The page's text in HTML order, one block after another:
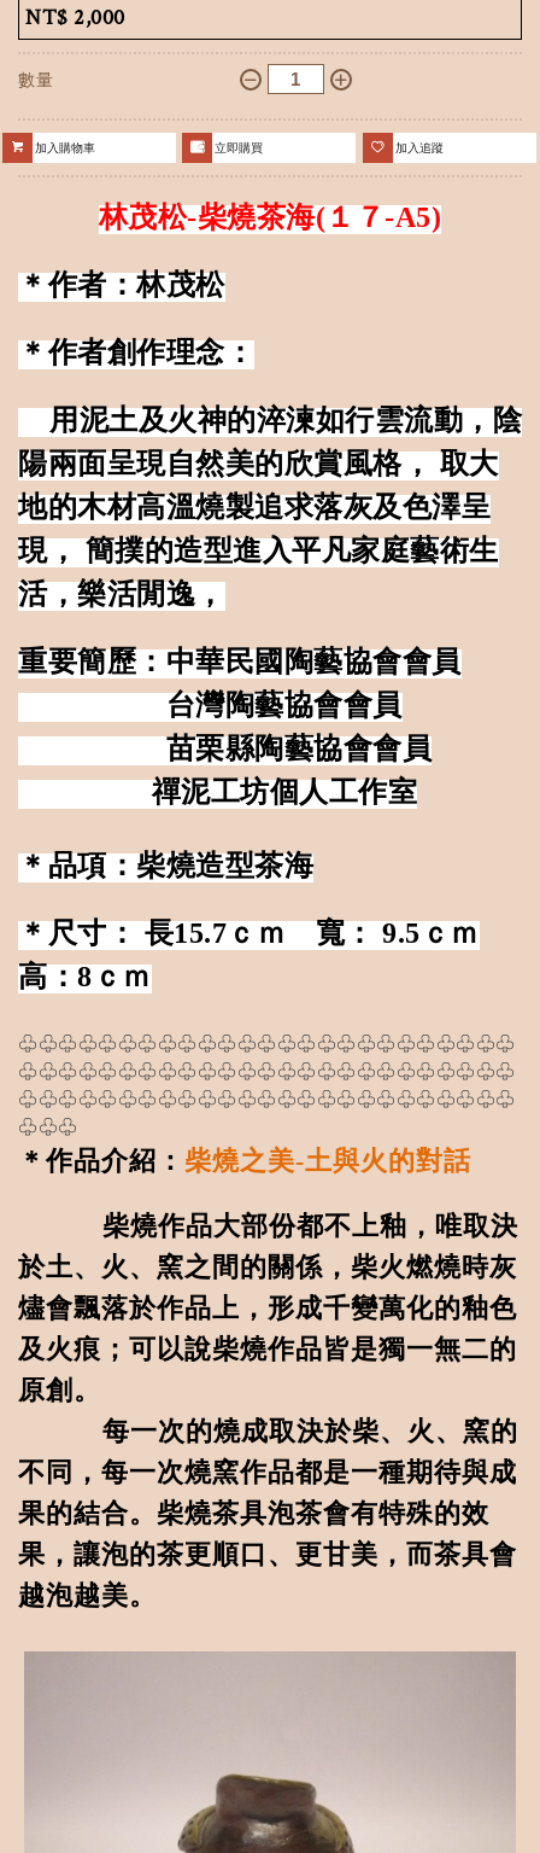
NT$ 2,000
數量
加入購物車 立即購買 加入追蹤
林茂松-柴燒茶海(１７-A5)
＊作者：林茂松
＊作者創作理念：
用泥土及火神的淬湅如行雲流動，陰
陽兩面呈現自然美的欣賞風格， 取大
地的木材高溫燒製追求落灰及色澤呈
現， 簡撲的造型進入平凡家庭藝術生
活，樂活閒逸，
重要簡歷：中華民國陶藝協會會員
台灣陶藝協會會員
苗栗縣陶藝協會會員
禪泥工坊個人工作室
＊品項：柴燒造型茶海
＊尺寸： 長15.7ｃｍ 寬： 9.5ｃｍ
高：8ｃｍ
♧♧♧♧♧♧♧♧♧♧♧♧♧♧♧♧♧♧♧♧♧♧♧♧♧
♧♧♧♧♧♧♧♧♧♧♧♧♧♧♧♧♧♧♧♧♧♧♧♧♧
♧♧♧♧♧♧♧♧♧♧♧♧♧♧♧♧♧♧♧♧♧♧♧♧♧
♧♧♧
＊作品介紹： 柴燒之美-土與火的對話
柴燒作品大部份都不上釉，唯取決
於土、火、窯之間的關係，柴火燃燒時灰
燼會飄落於作品上，形成千變萬化的釉色
及火痕；可以說柴燒作品皆是獨一無二的
原創。
每一次的燒成取決於柴、火、窯的
不同，每一次燒窯作品都是一種期待與成
果的結合。柴燒茶具泡茶會有特殊的效
果，讓泡的茶更順口、更甘美，而茶具會
越泡越美。